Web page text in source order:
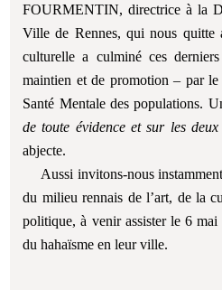
FOURMENTIN, directrice à la
Ville de Rennes, qui nous quitte
culturelle a culminé ces
maintien et de promotion – par
Santé Mentale des populations.
de toute évidence et sur les
abjecte.
Aussi invitons-nous instamment
du milieu rennais de l’art, de la
politique, à venir assister le 6 mai
du hahaïsme en leur ville.